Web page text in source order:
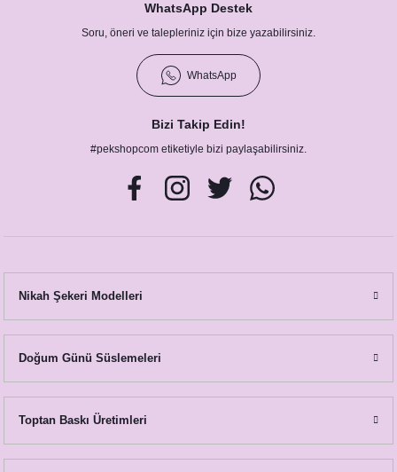
WhatsApp Destek
Soru, öneri ve talepleriniz için bize yazabilirsiniz.
WhatsApp
Bizi Takip Edin!
#pekshopcom etiketiyle bizi paylaşabilirsiniz.
Nikah Şekeri Modelleri
Doğum Günü Süslemeleri
Toptan Baskı Üretimleri